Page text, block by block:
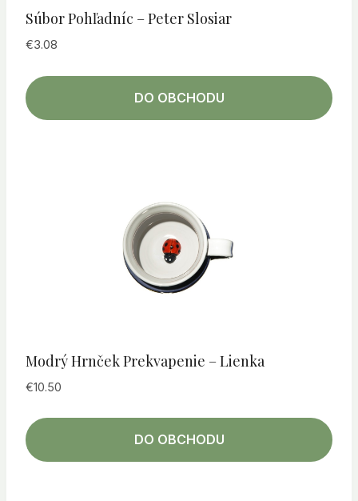
Súbor Pohľadníc – Peter Slosiar
€3.08
DO OBCHODU
Modrý Hrnček Prekvapenie – Lienka
€10.50
DO OBCHODU